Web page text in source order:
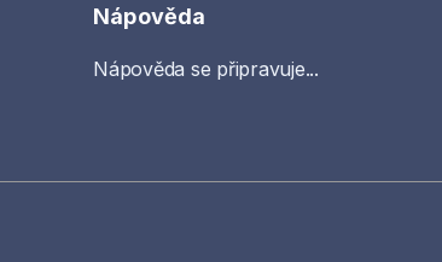
Nápověda
Nápověda se připravuje...